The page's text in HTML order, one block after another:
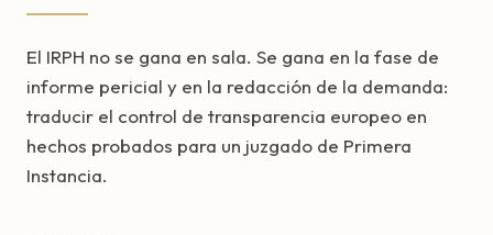
El IRPH no se gana en sala. Se gana en la fase de
informe pericial y en la redacción de la demanda:
traducir el control de transparencia europeo en
hechos probados para un juzgado de Primera
Instancia.